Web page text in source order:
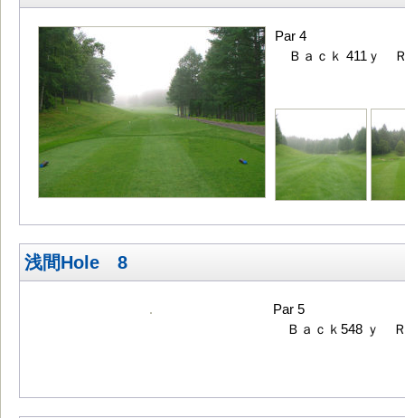
Par 4
Ｂａｃｋ 411ｙ
浅間Hole 8
Par 5
Ｂａｃｋ548 ｙ Ｒ